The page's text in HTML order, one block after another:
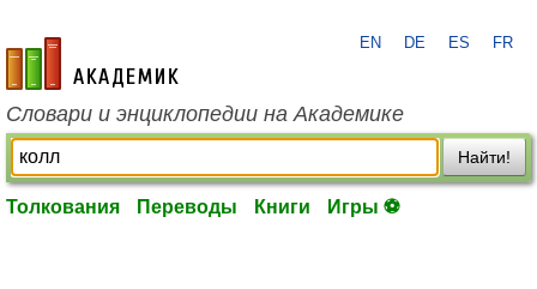
academic.ru
EN DE ES FR
Словари и энциклопедии на Академике
Найти!
Толкования Переводы Книги Игры ⚽